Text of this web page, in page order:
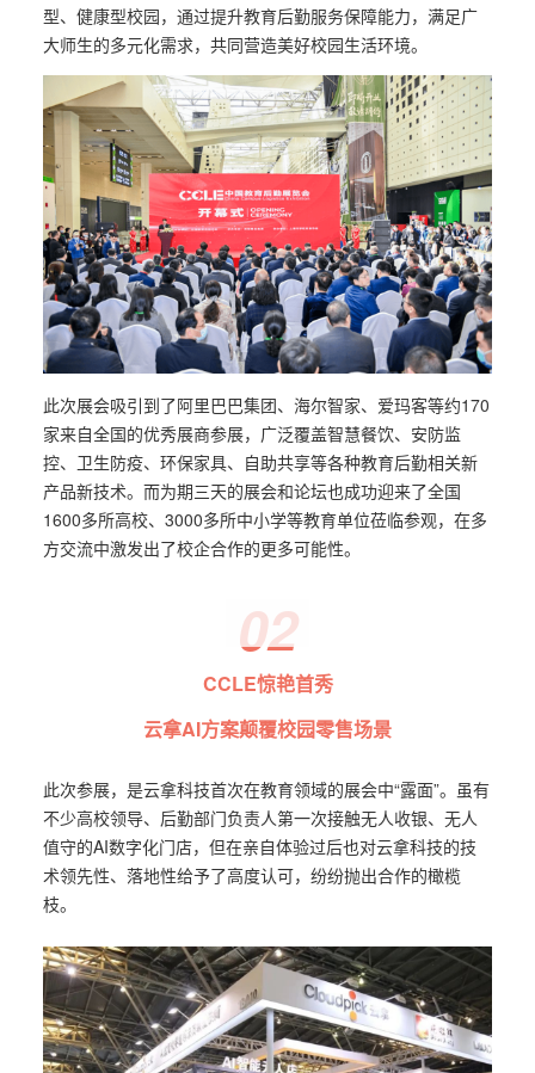
型、健康型校园，通过提升教育后勤服务保障能力，满足广
大师生的多元化需求，共同营造美好校园生活环境。
此次展会吸引到了阿里巴巴集团、海尔智家、爱玛客等约170
家来自全国的优秀展商参展，广泛覆盖智慧餐饮、安防监
控、卫生防疫、环保家具、自助共享等各种教育后勤相关新
产品新技术。而为期三天的展会和论坛也成功迎来了全国
1600多所高校、3000多所中小学等教育单位莅临参观，在多
方交流中激发出了校企合作的更多可能性。
02
CCLE惊艳首秀
云拿AI方案颠覆校园零售场景
此次参展，是云拿科技首次在教育领域的展会中“露面”。虽有
不少高校领导、后勤部门负责人第一次接触无人收银、无人
值守的AI数字化门店，但在亲自体验过后也对云拿科技的技
术领先性、落地性给予了高度认可，纷纷抛出合作的橄榄
枝。